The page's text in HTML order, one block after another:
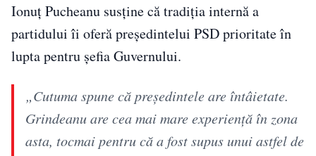
Ionuț Pucheanu susține că tradiția internă a
partidului îi oferă președintelui PSD prioritate în
lupta pentru șefia Guvernului.
„Cutuma spune că președintele are întâietate.
Grindeanu are cea mai mare experiență în zona
asta, tocmai pentru că a fost supus unui astfel de